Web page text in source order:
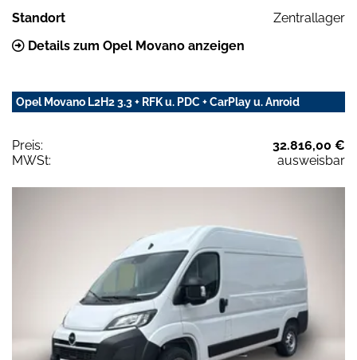
Standort
Zentrallager
Details zum Opel Movano anzeigen
Opel Movano L2H2 3.3 + RFK u. PDC + CarPlay u. Anroid
Preis:
32.816,00 €
MWSt:
ausweisbar